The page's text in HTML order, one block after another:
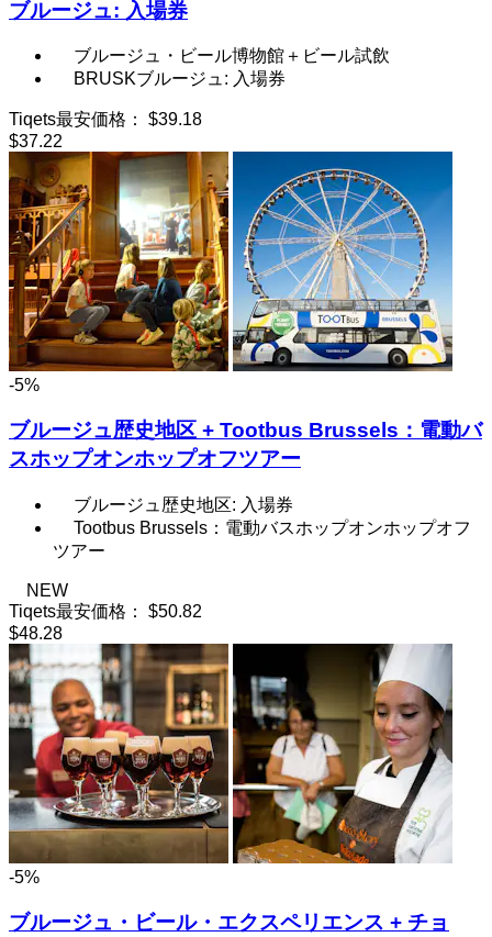
ブルージュ: 入場券
ブルージュ・ビール博物館＋ビール試飲
BRUSKブルージュ: 入場券
Tiqets最安価格：
$39.18
$37.22
-5%
ブルージュ歴史地区 + Tootbus Brussels：電動バ
スホップオンホップオフツアー
ブルージュ歴史地区: 入場券
Tootbus Brussels：電動バスホップオンホップオフ
ツアー
NEW
Tiqets最安価格：
$50.82
$48.28
-5%
ブルージュ・ビール・エクスペリエンス + チョ